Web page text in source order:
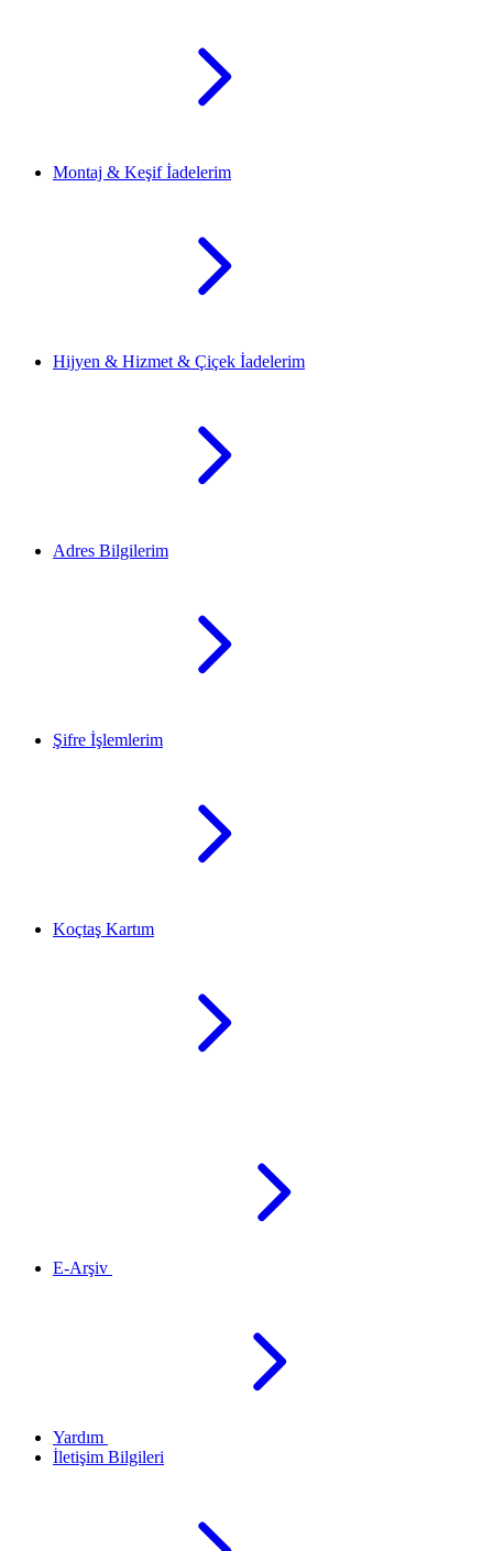
Montaj & Keşif İadelerim
Hijyen & Hizmet & Çiçek İadelerim
Adres Bilgilerim
Şifre İşlemlerim
Koçtaş Kartım
E-Arşiv
Yardım
İletişim Bilgileri